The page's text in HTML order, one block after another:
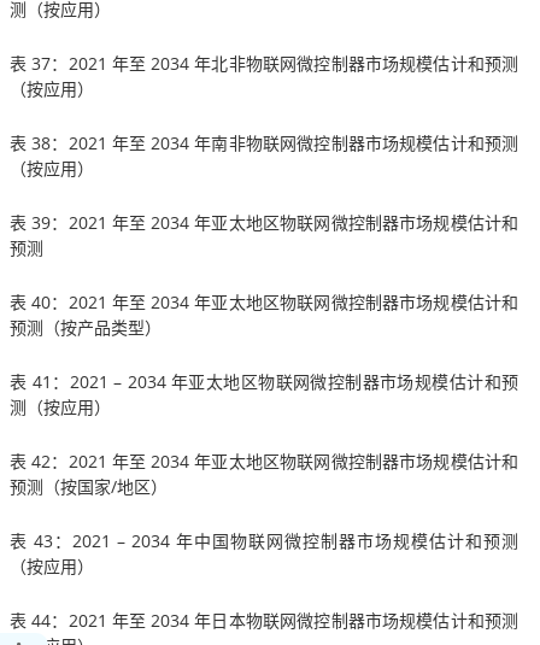
测（按应用）
表 37：2021 年至 2034 年北非物联网微控制器市场规模估计和预测
（按应用）
表 38：2021 年至 2034 年南非物联网微控制器市场规模估计和预测
（按应用）
表 39：2021 年至 2034 年亚太地区物联网微控制器市场规模估计和
预测
表 40：2021 年至 2034 年亚太地区物联网微控制器市场规模估计和
预测（按产品类型）
表 41：2021 – 2034 年亚太地区物联网微控制器市场规模估计和预
测（按应用）
表 42：2021 年至 2034 年亚太地区物联网微控制器市场规模估计和
预测（按国家/地区）
表 43：2021 – 2034 年中国物联网微控制器市场规模估计和预测
（按应用）
表 44：2021 年至 2034 年日本物联网微控制器市场规模估计和预测